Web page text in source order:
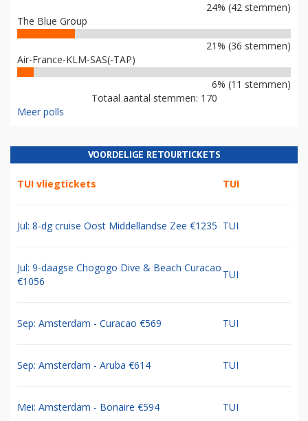
24% (42 stemmen)
The Blue Group
21% (36 stemmen)
Air-France-KLM-SAS(-TAP)
6% (11 stemmen)
Totaal aantal stemmen: 170
Meer polls
VOORDELIGE RETOURTICKETS
TUI vliegtickets TUI
Jul: 8-dg cruise Oost Middellandse Zee €1235 TUI
Jul: 9-daagse Chogogo Dive & Beach Curacao
€1056
TUI
Sep: Amsterdam - Curacao €569 TUI
Sep: Amsterdam - Aruba €614 TUI
Mei: Amsterdam - Bonaire €594 TUI